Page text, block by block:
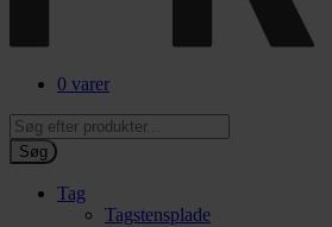
0 varer
Products
search
Søg
Tag
Tagstensplade